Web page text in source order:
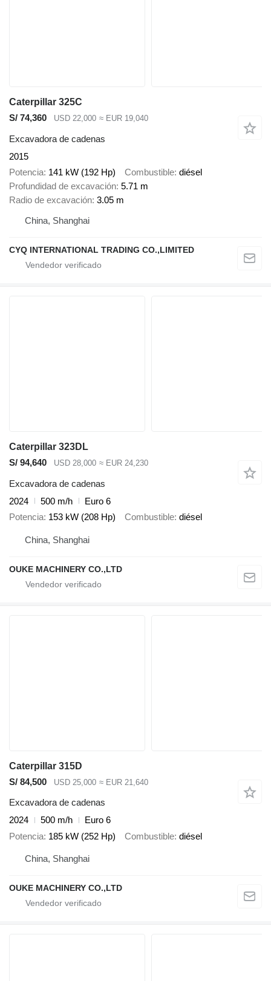
Caterpillar 325C
S/ 74,360
USD 22,000 ≈ EUR 19,040
Excavadora de cadenas
2015
Potencia 141 kW (192 Hp) Combustible diésel
Profundidad de excavación 5.71 m
Radio de excavación 3.05 m
China, Shanghai
CYQ INTERNATIONAL TRADING CO.,LIMITED
Caterpillar 323DL
S/ 94,640
USD 28,000 ≈ EUR 24,230
Excavadora de cadenas
2024
500 m/h
Euro 6
Potencia 153 kW (208 Hp) Combustible diésel
China, Shanghai
OUKE MACHINERY CO.,LTD
Caterpillar 315D
S/ 84,500
USD 25,000 ≈ EUR 21,640
Excavadora de cadenas
2024
500 m/h
Euro 6
Potencia 185 kW (252 Hp) Combustible diésel
China, Shanghai
OUKE MACHINERY CO.,LTD